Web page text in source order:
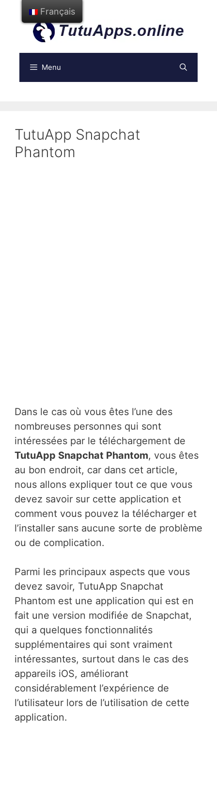
contenu
Menu
TutuApp Snapchat
Phantom
Dans le cas où vous êtes l’une des
nombreuses personnes qui sont
intéressées par le téléchargement de
TutuApp Snapchat Phantom, vous êtes
au bon endroit, car dans cet article,
nous allons expliquer tout ce que vous
devez savoir sur cette application et
comment vous pouvez la télécharger et
l’installer sans aucune sorte de problème
ou de complication.
Parmi les principaux aspects que vous
devez savoir, TutuApp Snapchat
Phantom est une application qui est en
fait une version modifiée de Snapchat,
qui a quelques fonctionnalités
supplémentaires qui sont vraiment
intéressantes, surtout dans le cas des
appareils iOS, améliorant
considérablement l’expérience de
l’utilisateur lors de l’utilisation de cette
application.
Français